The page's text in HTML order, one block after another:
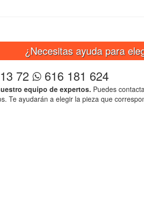
¿Necesitas ayuda para
72 616 181 624
equipo de expertos. Puedes
Te ayudarán a elegir la pieza que